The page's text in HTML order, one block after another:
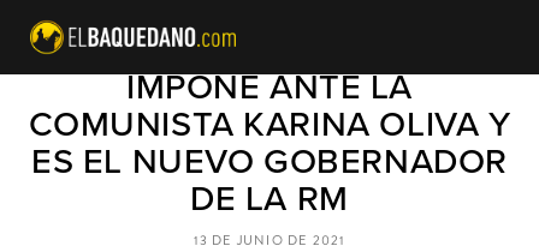
CLAUDIO ORREGO SE
IMPONE ANTE LA
COMUNISTA KARINA OLIVA Y
ES EL NUEVO GOBERNADOR
DE LA RM
13 DE JUNIO DE 2021